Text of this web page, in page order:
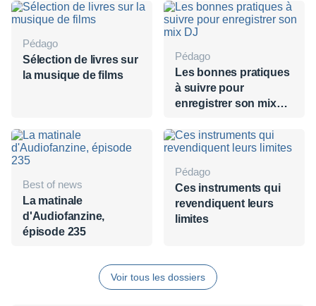
Pédago
Sélection de livres sur
la musique de films
Pédago
Les bonnes pratiques
à suivre pour
enregistrer son mix
Best of news
La matinale
d'Audiofanzine,
épisode 235
Pédago
Ces instruments qui
revendiquent leurs
limites
Voir tous les dossiers